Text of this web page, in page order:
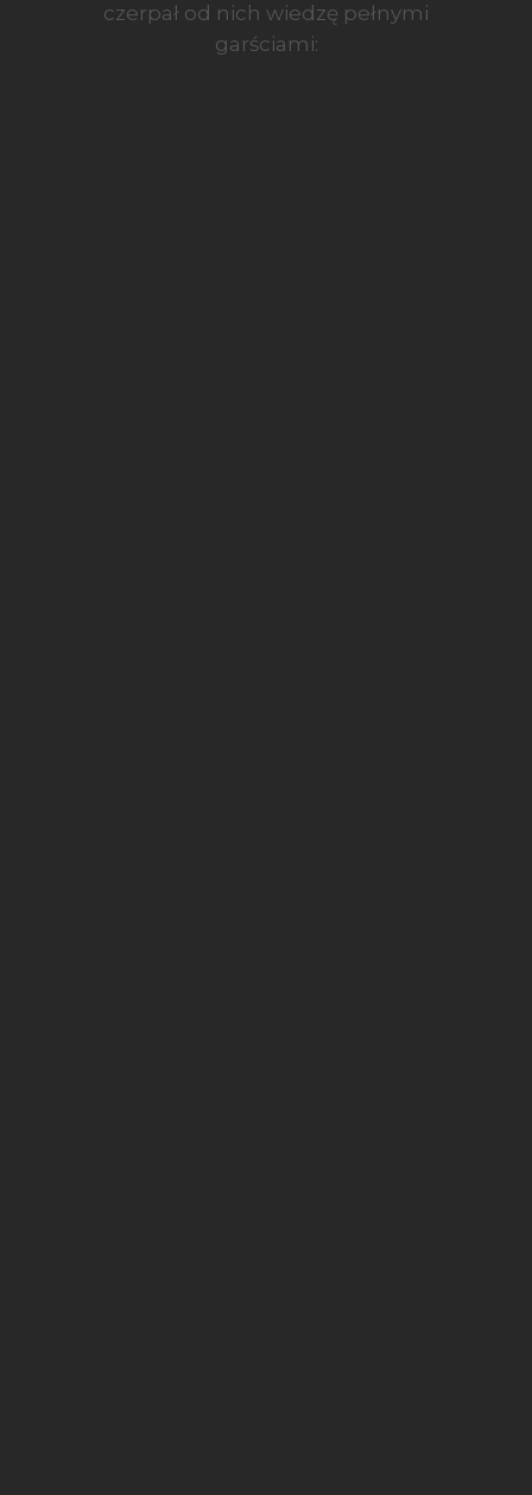
czerpał od nich wiedzę pełnymi
garściami: